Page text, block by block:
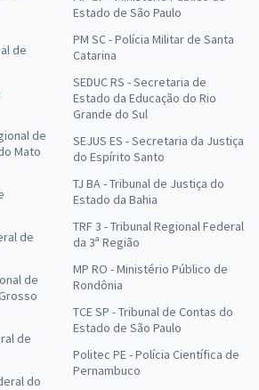
de
de
Mato
de
de
de
do
Estado de São Paulo
PM SC - Polícia Militar de Santa
Catarina
SEDUC RS - Secretaria de
Estado da Educação do Rio
Grande do Sul
SEJUS ES - Secretaria da Justiça
do Espírito Santo
TJ BA - Tribunal de Justiça do
Estado da Bahia
TRF 3 - Tribunal Regional Federal
da 3ª Região
MP RO - Ministério Público de
Rondônia
TCE SP - Tribunal de Contas do
Estado de São Paulo
Politec PE - Polícia Científica de
Pernambuco